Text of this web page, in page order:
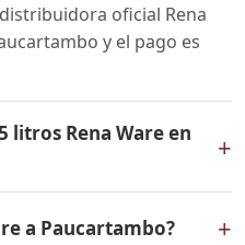
oficial Rena
y el pago es
litros Rena Ware en
+
WhatsApp para conocer
a Paucartambo? +